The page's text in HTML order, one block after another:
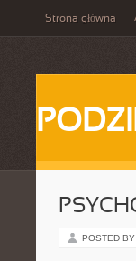
Strona główna
POSTED BY